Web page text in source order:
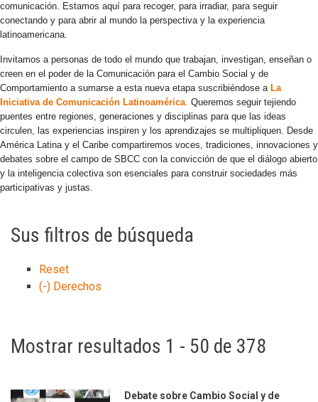
comunicación. Estamos aquí para recoger, para irradiar, para seguir
conectando y para abrir al mundo la perspectiva y la experiencia
latinoamericana.
Invitamos a personas de todo el mundo que trabajan, investigan, enseñan o
creen en el poder de la Comunicación para el Cambio Social y de
Comportamiento a sumarse a esta nueva etapa suscribiéndose a La
Iniciativa de Comunicación Latinoamérica. Queremos seguir tejiendo
puentes entre regiones, generaciones y disciplinas para que las ideas
circulen, las experiencias inspiren y los aprendizajes se multipliquen. Desde
América Latina y el Caribe compartiremos voces, tradiciones, innovaciones y
debates sobre el campo de SBCC con la convicción de que el diálogo abierto
y la inteligencia colectiva son esenciales para construir sociedades más
participativas y justas.
Sus filtros de búsqueda
Reset
(-) Derechos
Mostrar resultados 1 - 50 de 378
Debate sobre Cambio Social y de